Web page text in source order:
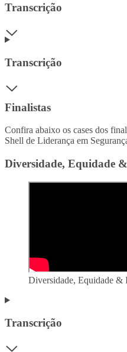
Transcrição
Transcrição
Finalistas
Confira abaixo os cases dos
Shell de Liderança em
Diversidade, Equidade
Diversidade, Equidade &
Transcrição